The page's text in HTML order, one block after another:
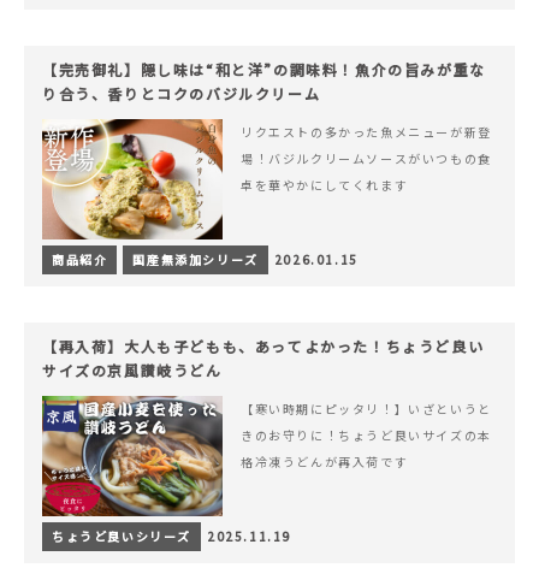
【完売御礼】隠し味は“和と洋”の調味料！魚介の旨みが重な
り合う、香りとコクのバジルクリーム
リクエストの多かった魚メニューが新登
場！バジルクリームソースがいつもの食
卓を華やかにしてくれます
商品紹介 国産無添加シリーズ 2026.01.15
【再入荷】大人も子どもも、あってよかった！ちょうど良い
サイズの京風讃岐うどん
【寒い時期にピッタリ！】いざというと
きのお守りに！ちょうど良いサイズの本
格冷凍うどんが再入荷です
ちょうど良いシリーズ 2025.11.19